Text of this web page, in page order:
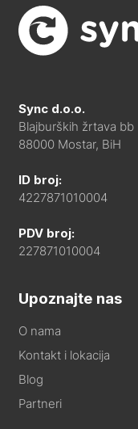
Sync d.o.o.
Blajburških žrtava bb
88000 Mostar, BiH
ID broj:
4227871010004
PDV broj:
227871010004
Upoznajte nas
O nama
Kontakt i lokacija
Blog
Partneri